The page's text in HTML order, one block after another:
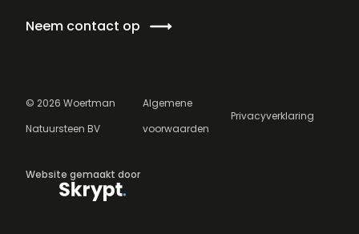
Neem contact op
© 2026 Woertman
Natuursteen BV
Algemene
voorwaarden
Privacyverklaring
Website gemaakt door